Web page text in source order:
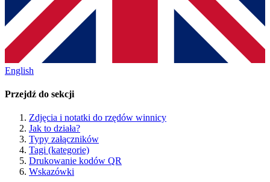
English
Przejdź do sekcji
Zdjęcia i notatki do rzędów winnicy
Jak to działa?
Typy załączników
Tagi (kategorie)
Drukowanie kodów QR
Wskazówki